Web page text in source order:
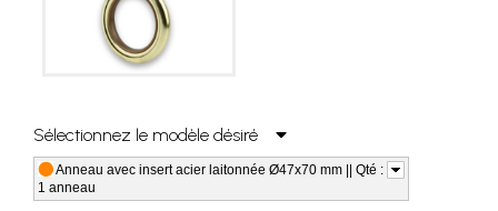
Sélectionnez le modèle désiré
Anneau avec insert acier laitonnée Ø47x70 mm || Qté :
1 anneau